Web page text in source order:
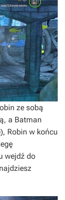
ze sobą
a Batman
Robin w końcu
wejdź do